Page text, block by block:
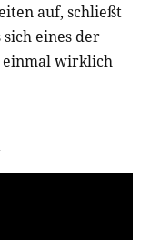
auf, schließt
eines der
einmal wirklich